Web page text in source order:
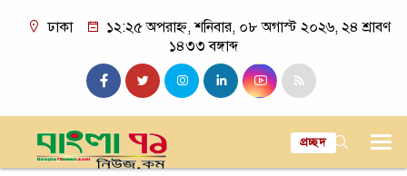
ঢাকা
১২:২৫ অপরাহ্ন, শনিবার, ০৮ অগাস্ট ২০২৬, ২৪ শ্রাবণ
১৪৩৩ বঙ্গাব্দ
প্রচ্ছদ